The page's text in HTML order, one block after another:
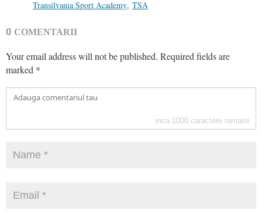
Transilvania Sport Academy, TSA
0 COMENTARII
Your email address will not be published. Required fields are
marked *
inca 1000 caractere ramase